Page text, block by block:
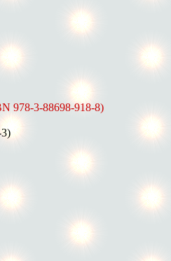
978-3-88698-918-8)